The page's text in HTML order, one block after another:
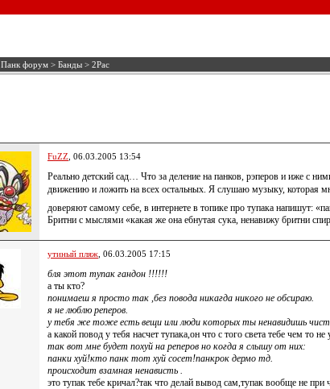
Панк форум > Банды > 2Pac
FuZZ , 06.03.2005 13:54
Реально детский сад… Что за деление на панков, рэперов и иже с
движению и ложить на всех остальных. Я слушаю музыку, которая
доверяют самому себе, в интернете в топике про тупака напишут:
Бритни с мыслями «какая же она ебнутая сука, ненавижу бритни
утиный пляж , 06.03.2005 17:15
бля этот тупак гандон !!!!!!
а ты кто?
понимаеш я просто так ,без повода никагда никого не обсираю.
я не люблю реперов.
у тебя же тоже есть вещи или люди которых ты ненавидишь
а какой повод у тебя насчет тупака,он что с того света тебе чем то не
так вот мне будет похуй на реперов но когда я слышу от них:
панки хуй!кто панк тот хуй сосет!панкрок дермо тд.
происходит взамная ненависть .
это тупак тебе кричал?так что делай вывод сам,тупак вообще не при